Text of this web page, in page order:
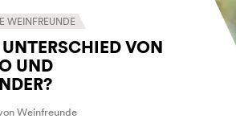
WEINFREUNDE
VON
UND
Weinfreunde